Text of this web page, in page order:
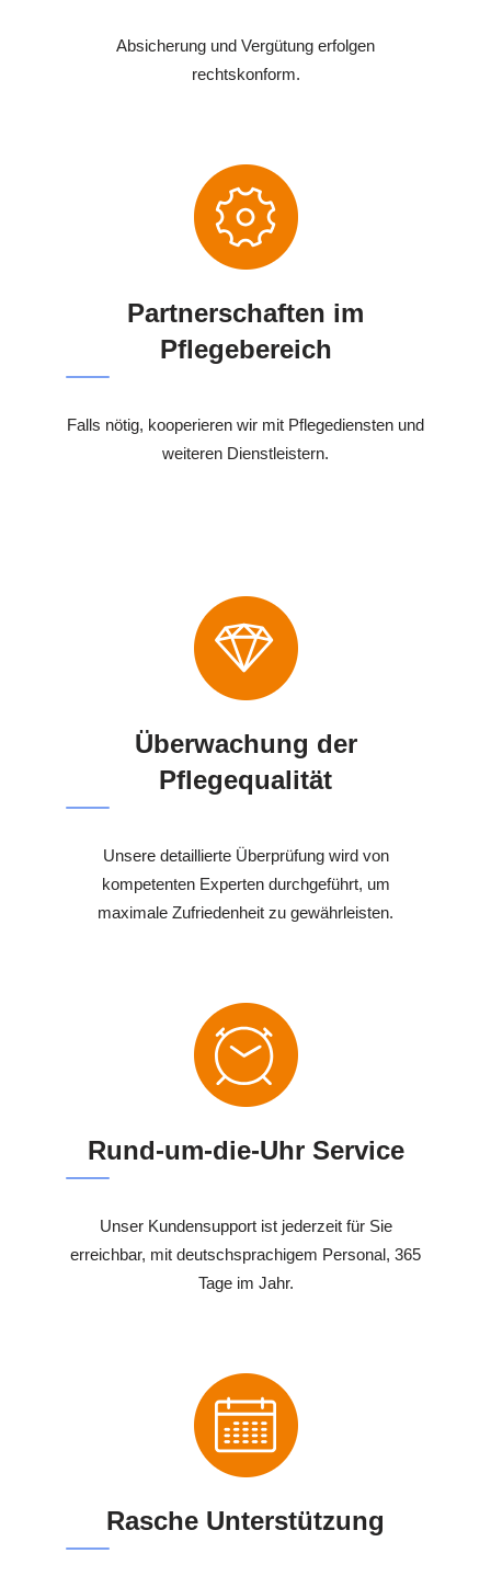
Absicherung und Vergütung erfolgen
rechtskonform.
Partnerschaften im
Pflegebereich
Falls nötig, kooperieren wir mit Pflegediensten und
weiteren Dienstleistern.
Überwachung der
Pflegequalität
Unsere detaillierte Überprüfung wird von
kompetenten Experten durchgeführt, um
maximale Zufriedenheit zu gewährleisten.
Rund-um-die-Uhr Service
Unser Kundensupport ist jederzeit für Sie
erreichbar, mit deutschsprachigem Personal, 365
Tage im Jahr.
Rasche Unterstützung